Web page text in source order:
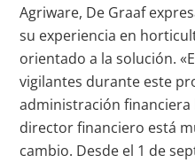
Agriware, De Graaf
su experiencia en
orientado a la solución.
vigilantes durante este
administración
director financiero está
cambio. Desde el 1 de